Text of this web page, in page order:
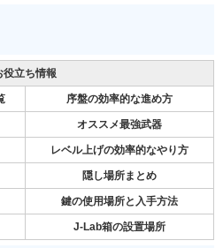
役立ち情報
序盤の効率的な進め方
オススメ最強武器
レベル上げの効率的なやり方
隠し場所まとめ
鍵の使用場所と入手方法
J-Lab箱の設置場所